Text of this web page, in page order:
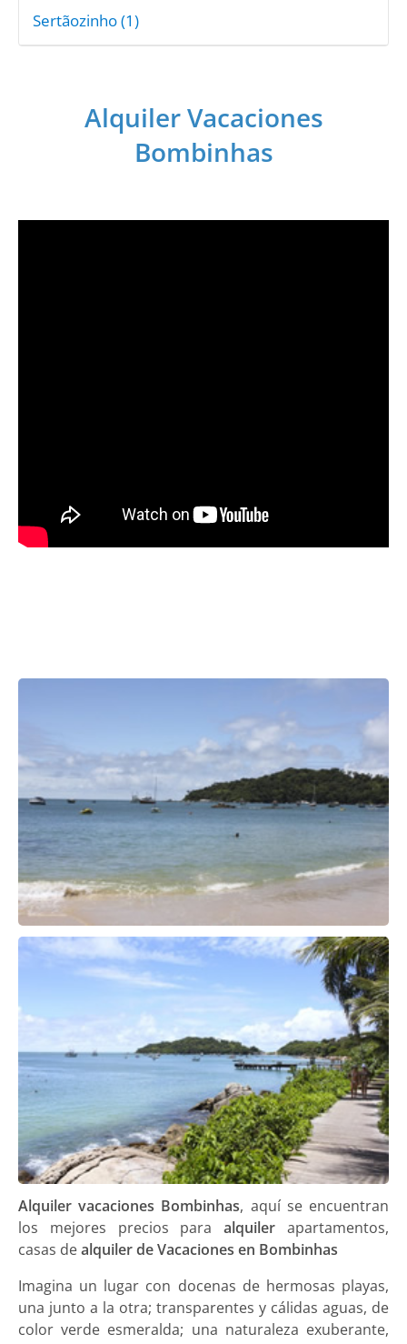
Sertãozinho (1)
Alquiler Vacaciones
Bombinhas
Alquiler vacaciones Bombinhas, aquí se encuentran
los mejores precios paraalquiler apartamentos,
casas dealquiler de Vacaciones en Bombinhas
Imagina un lugar con docenas de hermosas playas,
una junto a la otra; transparentes y cálidas aguas, de
color verde esmeralda; una naturaleza exuberante,